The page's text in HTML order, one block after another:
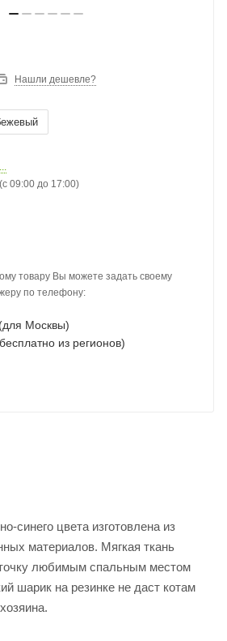
Нашли дешевле?
09:00 до 17:00)
товару Вы можете задать своему
по телефону:
Москвы)
из регионов)
синего цвета изготовлена из
материалов. Мягкая ткань
любимым спальным местом
шарик на резинке не даст котам